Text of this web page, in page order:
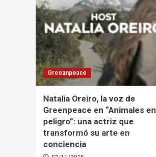
Greeanpeace
Natalia Oreiro, la voz de
Greenpeace en “Animales en
peligro”: una actriz que
transformó su arte en
conciencia